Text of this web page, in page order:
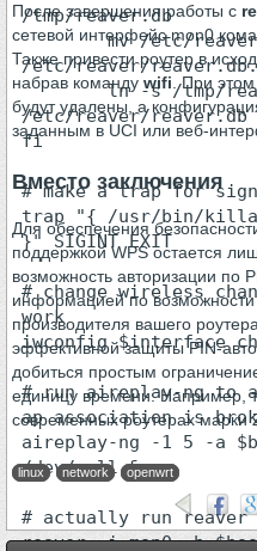
/tmp/reaver.db
        mv /etc/reaver/reaver.db
/etc/reaver/
        ln -s /tmp/reaver.db
/etc/reaver/reaver.db
fi
# make a trap for
trap "{ /usr/bin/
}" SIGINT EXIT
# change wireless
work
iwconfig $interface
# run aireplay-ng to
ap association is
aireplay-ng -1 5 -a
/dev/null &
# actually run reaver
После завершения работы с
сетевой интерфейс mon0
Также привести роутер в
набрав команду wifi . При
будут удалены, а
заданным в UCI или веб-
Вместо заключения
Для обеспечения
поддержкой WPS остается
возможность авторизации по
информацией по
производителя вашего
эффективной защиты PIN-
добиться простым
единицу времени. Например,
современных роутерах марки
linux network openwrt